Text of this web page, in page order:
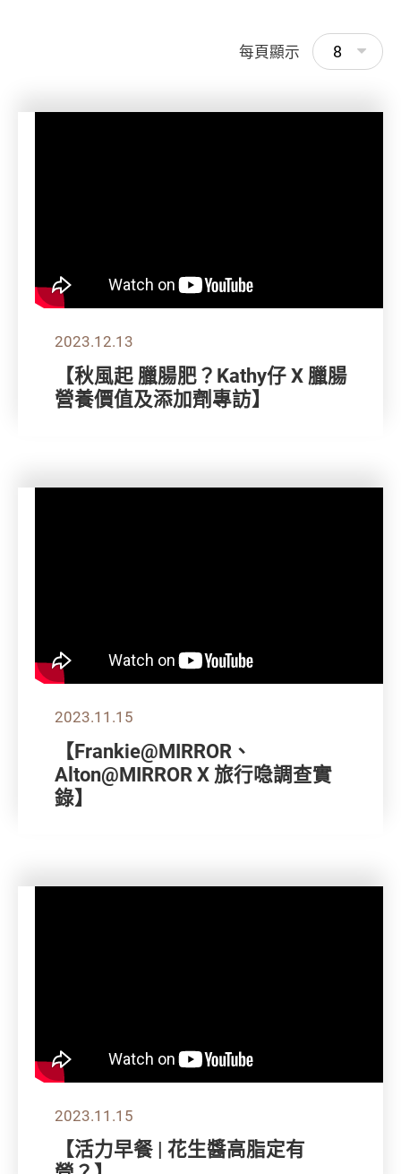
每頁顯示 8
2023.12.13
【秋風起 臘腸肥？Kathy仔 X 臘腸
營養價值及添加劑專訪】
2023.11.15
【Frankie@MIRROR、
Alton@MIRROR X 旅行喼調查實
錄】
2023.11.15
【活力早餐 | 花生醬高脂定有